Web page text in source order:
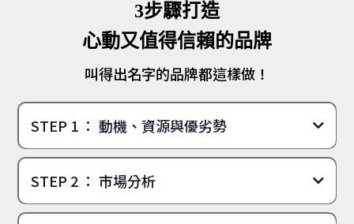
3步驟打造
心動又值得信賴的品牌
叫得出名字的品牌都這樣做！
STEP 1 ： 動機、資源與優劣勢
為什麼而
做」
STEP 2 ： 市場分析